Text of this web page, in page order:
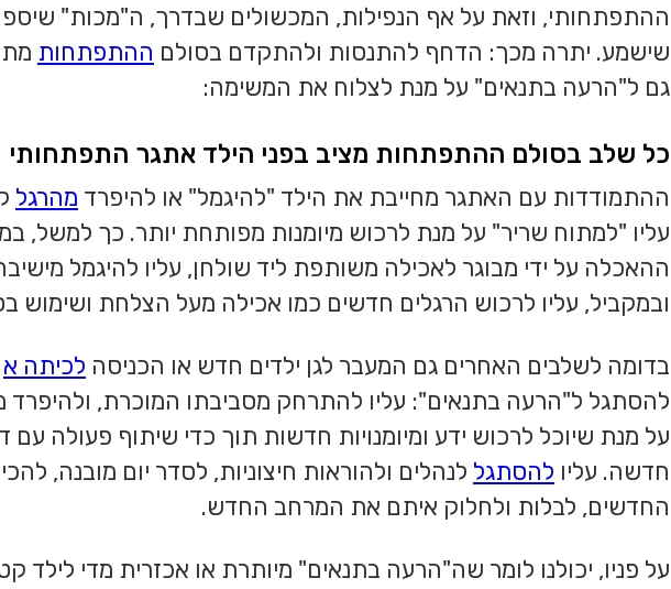
ההתפתחותי, וזאת על אף הנפילות, המכשולים שבדרך, ה"מכות"
שישמע. יתרה מכך: הדחף להתנסות ולהתקדם בסולם ההתפתחות
גם ל"הרעה בתנאים" על מנת לצלוח את המשימה:
כל שלב בסולם ההתפתחות מציב בפני הילד אתגר
ההתמודדות עם האתגר מחייבת את הילד "להיגמל" או להיפרד מהרגל
עליו "למתוח שריר" על מנת לרכוש מיומנות מפותחת יותר. כך למשל,
ההאכלה על ידי מבוגר לאכילה משותפת ליד שולחן, עליו להיגמל
ובמקביל, עליו לרכוש הרגלים חדשים כמו אכילה מעל הצלחת ושימוש
בדומה לשלבים האחרים גם המעבר לגן ילדים חדש או הכניסה לכיתה א
להסתגל ל"הרעה בתנאים": עליו להתרחק מסביבתו המוכרת, ולהיפרד
על מנת שיוכל לרכוש ידע ומיומנויות חדשות תוך כדי שיתוף פעולה
חדשה. עליו להסתגל לנהלים ולהוראות חיצוניות, לסדר יום מובנה,
החדשים, לבלות ולחלוק איתם את המרחב החדש.
על פניו, יכולנו לומר שה"הרעה בתנאים" מיותרת או אכזרית מדי לילד